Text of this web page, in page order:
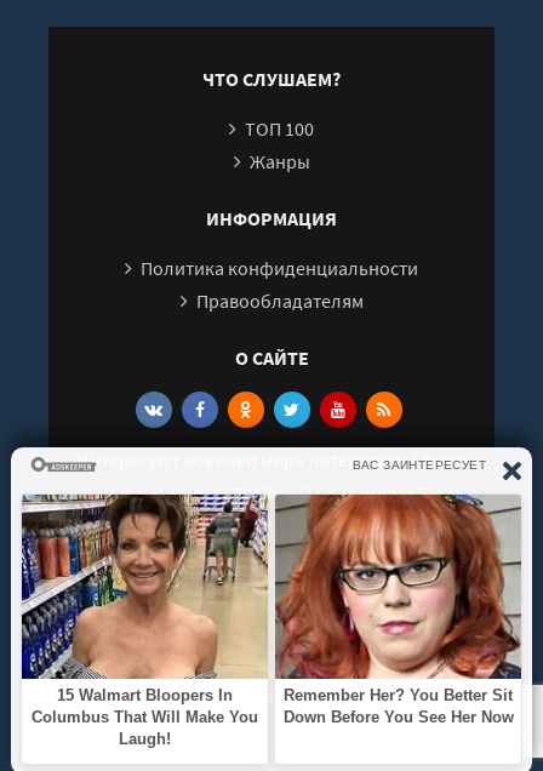
ЧТО СЛУШАЕМ?
ТОП 100
Жанры
ИНФОРМАЦИЯ
Политика конфиденциальности
Правообладателям
О САЙТЕ
Интересуют новинки мира литературы? Вам к
нам. У нас можно послушать как новые так и
старые аудиокниги. Выбрать и поделиться с
друзьями лучшими аудиокнигами!
© 2021 - 2026 kniga-audio.net. Все права
защищены.